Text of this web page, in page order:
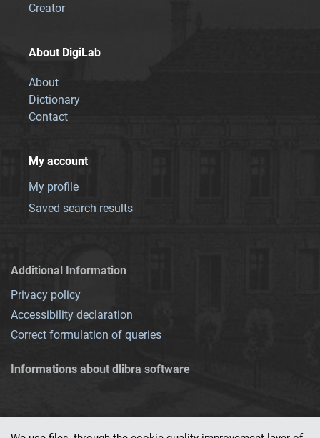
Creator
About DigiLab
About
Dictionary
Contact
My account
My profile
Saved search results
Additional Information
Privacy policy
Accessibility declaration
Correct formulation of queries
Informations about dlibra software